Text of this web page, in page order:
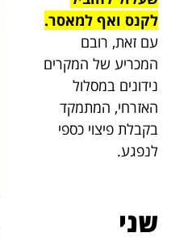
לקנס ואף למאסר.
עם זאת, רובם
המכריע של המקרים
נידונים במסלול
האזרחי, המתמקד
בקבלת פיצוי כספי
לנפגע.
שני